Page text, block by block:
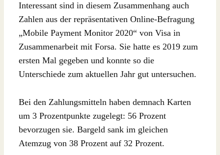
Interessant sind in diesem Zusammenhang auch
Zahlen aus der repräsentativen Online-Befragung
„Mobile Payment Monitor 2020“ von Visa in
Zusammenarbeit mit Forsa. Sie hatte es 2019 zum
ersten Mal gegeben und konnte so die
Unterschiede zum aktuellen Jahr gut untersuchen.
Bei den Zahlungsmitteln haben demnach Karten
um 3 Prozentpunkte zugelegt: 56 Prozent
bevorzugen sie. Bargeld sank im gleichen
Atemzug von 38 Prozent auf 32 Prozent.